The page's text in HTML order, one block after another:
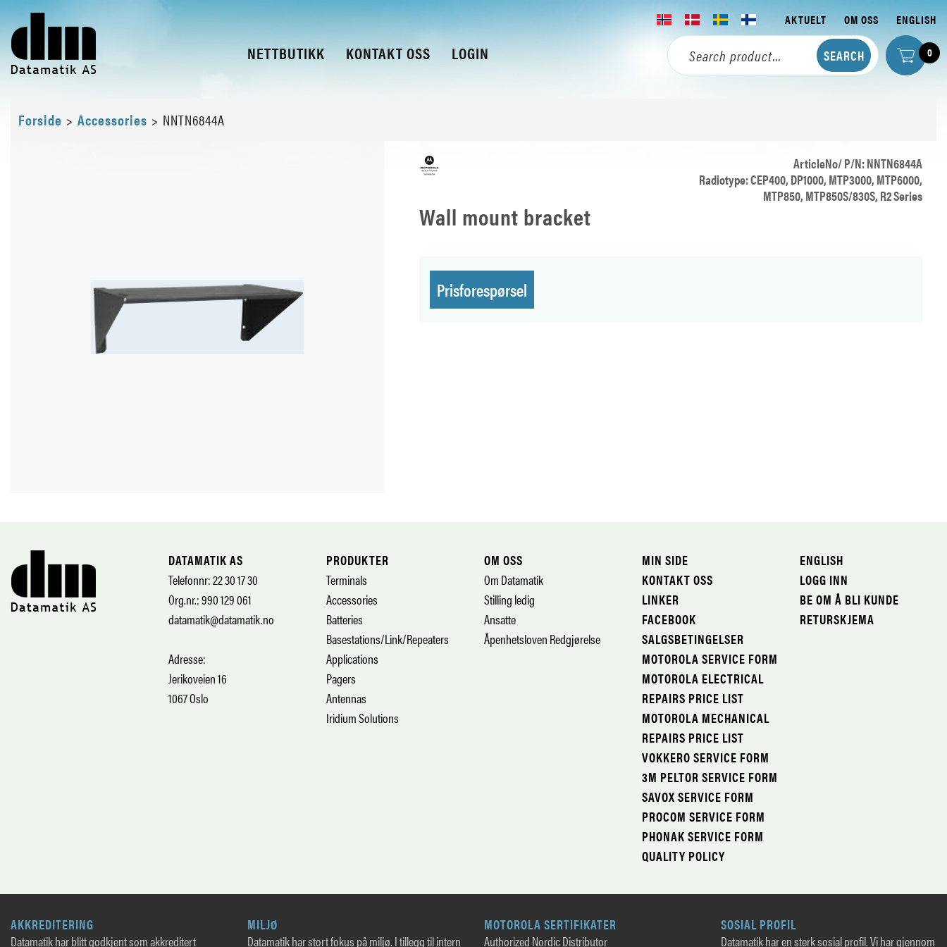
NETTBUTIKK KONTAKT OSS LOGIN
AKTUELT OM OSS ENGLISH
0
Forside > Accessories > NNTN6844A
ArticleNo/ P/N: NNTN6844A
Radiotype: CEP400, DP1000, MTP3000, MTP6000,
MTP850, MTP850S/830S, R2 Series
Wall mount bracket
Prisforespørsel
DATAMATIK AS
Telefonnr: 22 30 17 30
Org.nr.: 990 129 061
datamatik@datamatik.no
Adresse:
Jerikoveien 16
1067 Oslo
PRODUKTER
Terminals
Accessories
Batteries
Basestations/Link/Repeaters
Applications
Pagers
Antennas
Iridium Solutions
OM OSS
Om Datamatik
Stilling ledig
Ansatte
Åpenhetsloven Redgjørelse
MIN SIDE
KONTAKT OSS
LINKER
FACEBOOK
SALGSBETINGELSER
MOTOROLA SERVICE FORM
MOTOROLA ELECTRICAL
REPAIRS PRICE LIST
MOTOROLA MECHANICAL
REPAIRS PRICE LIST
VOKKERO SERVICE FORM
3M PELTOR SERVICE FORM
SAVOX SERVICE FORM
PROCOM SERVICE FORM
PHONAK SERVICE FORM
QUALITY POLICY
ENGLISH
LOGG INN
BE OM Å BLI KUNDE
RETURSKJEMA
AKKREDITERING
Datamatik har blitt godkjent som akkreditert
MILJØ
Datamatik har stort fokus på miljø. I tillegg til intern
MOTOROLA SERTIFIKATER
Authorized Nordic Distributor
SOSIAL PROFIL
Datamatik har en sterk sosial profil. Vi har gjennom